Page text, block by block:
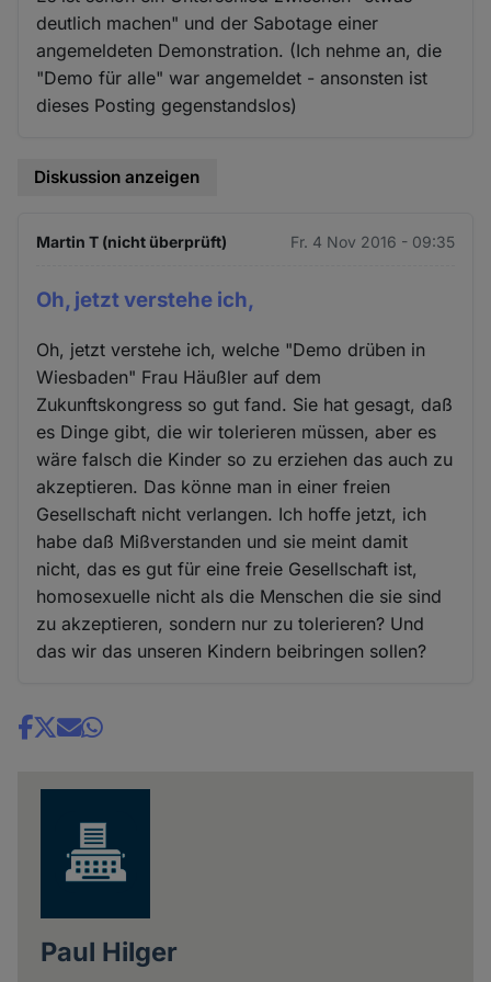
deutlich machen" und der Sabotage einer
angemeldeten Demonstration. (Ich nehme an, die
"Demo für alle" war angemeldet - ansonsten ist
dieses Posting gegenstandslos)
Diskussion anzeigen
Martin T (nicht überprüft) Fr. 4 Nov 2016 - 09:35
Oh, jetzt verstehe ich,
Oh, jetzt verstehe ich, welche "Demo drüben in
Wiesbaden" Frau Häußler auf dem
Zukunftskongress so gut fand. Sie hat gesagt, daß
es Dinge gibt, die wir tolerieren müssen, aber es
wäre falsch die Kinder so zu erziehen das auch zu
akzeptieren. Das könne man in einer freien
Gesellschaft nicht verlangen. Ich hoffe jetzt, ich
habe daß Mißverstanden und sie meint damit
nicht, das es gut für eine freie Gesellschaft ist,
homosexuelle nicht als die Menschen die sie sind
zu akzeptieren, sondern nur zu tolerieren? Und
das wir das unseren Kindern beibringen sollen?
Share
Paul Hilger